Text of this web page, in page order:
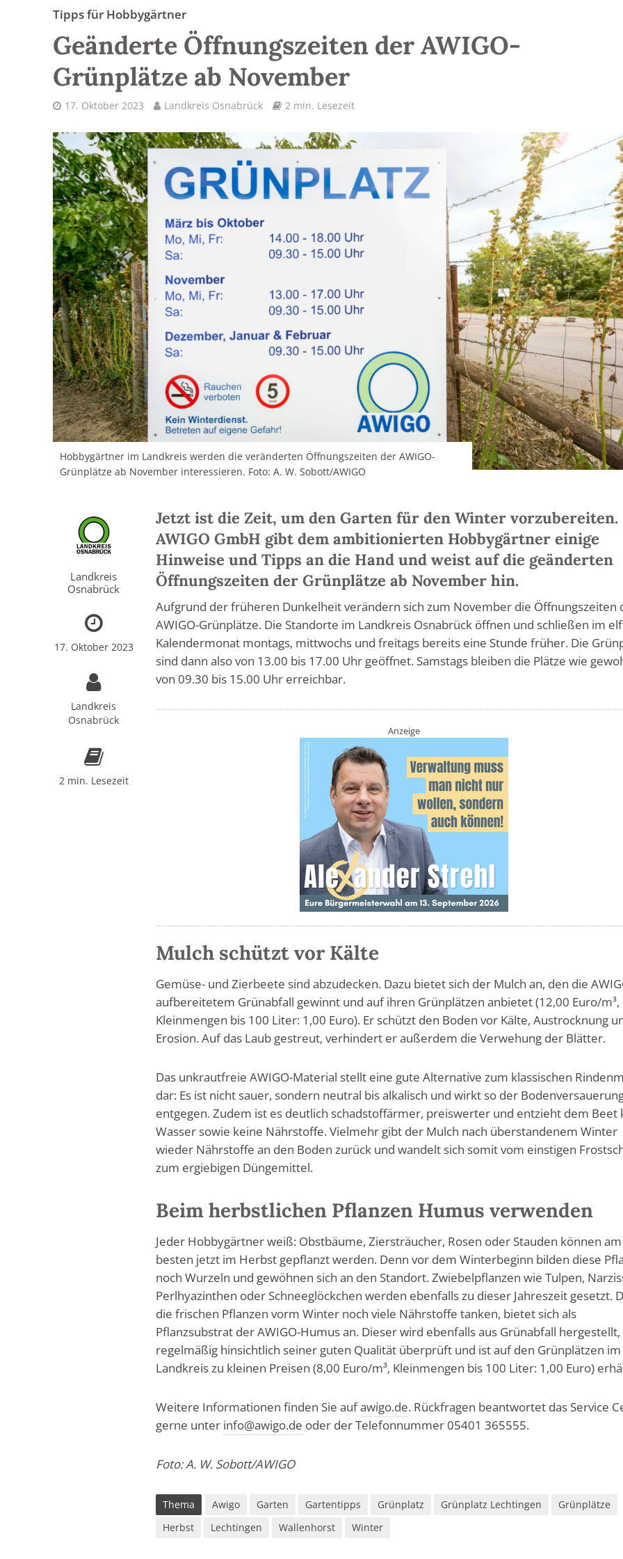
Tipps für Hobbygärtner
Geänderte Öffnungszeiten der AWIGO-
Grünplätze ab November
17. Oktober 2023 Landkreis Osnabrück 2 min. Lesezeit
Hobbygärtner im Landkreis werden die veränderten Öffnungszeiten der AWIGO-
Grünplätze ab November interessieren. Foto: A. W. Sobott/AWIGO
Landkreis
Osnabrück
17. Oktober 2023
Landkreis
Osnabrück
2 min. Lesezeit
Jetzt ist die Zeit, um den Garten für den Winter vorzubereiten.
AWIGO GmbH gibt dem ambitionierten Hobbygärtner einige
Hinweise und Tipps an die Hand und weist auf die geänderten
Öffnungszeiten der Grünplätze ab November hin.
Aufgrund der früheren Dunkelheit verändern sich zum November die Öffnungszeiten
AWIGO-Grünplätze. Die Standorte im Landkreis Osnabrück öffnen und schließen im
Kalendermonat montags, mittwochs und freitags bereits eine Stunde früher. Die
sind dann also von 13.00 bis 17.00 Uhr geöffnet. Samstags bleiben die Plätze wie
von 09.30 bis 15.00 Uhr erreichbar.
Anzeige
Mulch schützt vor Kälte
Gemüse- und Zierbeete sind abzudecken. Dazu bietet sich der Mulch an, den die
aufbereitetem Grünabfall gewinnt und auf ihren Grünplätzen anbietet (12,00 Euro/m³,
Kleinmengen bis 100 Liter: 1,00 Euro). Er schützt den Boden vor Kälte, Austrocknung
Erosion. Auf das Laub gestreut, verhindert er außerdem die Verwehung der Blätter.
Das unkrautfreie AWIGO-Material stellt eine gute Alternative zum klassischen
dar: Es ist nicht sauer, sondern neutral bis alkalisch und wirkt so der
entgegen. Zudem ist es deutlich schadstoffärmer, preiswerter und entzieht dem Beet
Wasser sowie keine Nährstoffe. Vielmehr gibt der Mulch nach überstandenem Winter
wieder Nährstoffe an den Boden zurück und wandelt sich somit vom einstigen
zum ergiebigen Düngemittel.
Beim herbstlichen Pflanzen Humus verwenden
Jeder Hobbygärtner weiß: Obstbäume, Ziersträucher, Rosen oder Stauden können am
besten jetzt im Herbst gepflanzt werden. Denn vor dem Winterbeginn bilden diese
noch Wurzeln und gewöhnen sich an den Standort. Zwiebelpflanzen wie Tulpen,
Perlhyazinthen oder Schneeglöckchen werden ebenfalls zu dieser Jahreszeit gesetzt.
die frischen Pflanzen vorm Winter noch viele Nährstoffe tanken, bietet sich als
Pflanzsubstrat der AWIGO-Humus an. Dieser wird ebenfalls aus Grünabfall
regelmäßig hinsichtlich seiner guten Qualität überprüft und ist auf den Grünplätzen im
Landkreis zu kleinen Preisen (8,00 Euro/m³, Kleinmengen bis 100 Liter: 1,00 Euro)
Weitere Informationen finden Sie aufawigo.de. Rückfragen beantwortet das Service
gerne unter info@awigo.de oder der Telefonnummer 05401 365555.
Foto: A. W. Sobott/AWIGO
Thema Awigo Garten Gartentipps Grünplatz Grünplatz Lechtingen
Grünplätze
Herbst
Lechtingen Wallenhorst Winter